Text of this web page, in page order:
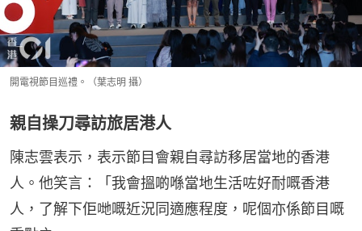
開電視節目巡禮。（葉志明 攝）
親自操刀尋訪旅居港人
陳志雲表示，表示節目會親自尋訪移居當地的香港
人。他笑言：「我會搵啲喺當地生活咗好耐嘅香港
人，了解下佢哋嘅近況同適應程度，呢個亦係節目嘅